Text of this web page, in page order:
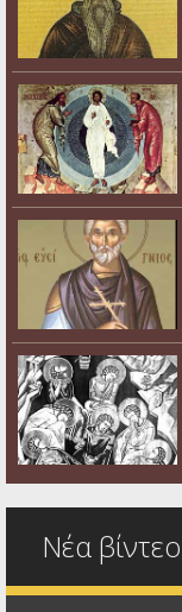
Νέα βίντεο